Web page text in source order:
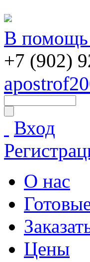
В помощь
+7 (902)
Вход
О нас
Цены